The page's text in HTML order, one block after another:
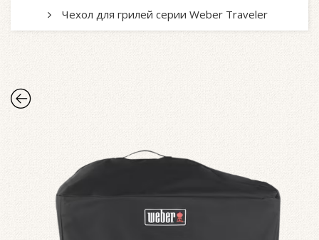
Чехол для грилей серии Weber Traveler